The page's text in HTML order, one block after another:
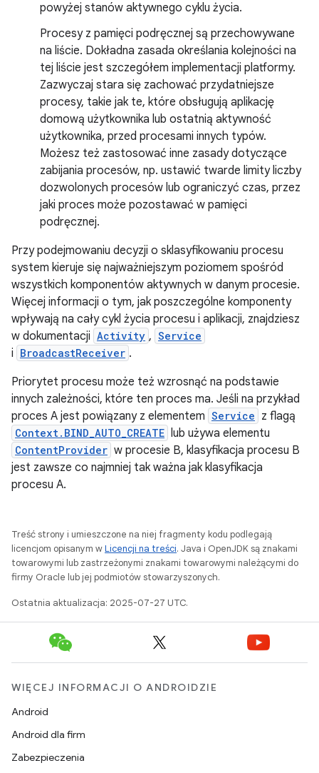
powyżej stanów aktywnego cyklu życia.
Procesy z pamięci podręcznej są przechowywane
na liście. Dokładna zasada określania kolejności na
tej liście jest szczegółem implementacji platformy.
Zazwyczaj stara się zachować przydatniejsze
procesy, takie jak te, które obsługują aplikację
domową użytkownika lub ostatnią aktywność
użytkownika, przed procesami innych typów.
Możesz też zastosować inne zasady dotyczące
zabijania procesów, np. ustawić twarde limity liczby
dozwolonych procesów lub ograniczyć czas, przez
jaki proces może pozostawać w pamięci
podręcznej.
Przy podejmowaniu decyzji o sklasyfikowaniu procesu
system kieruje się najważniejszym poziomem spośród
wszystkich komponentów aktywnych w danym procesie.
Więcej informacji o tym, jak poszczególne komponenty
wpływają na cały cykl życia procesu i aplikacji, znajdziesz
w dokumentacji Activity , Service
i BroadcastReceiver .
Priorytet procesu może też wzrosnąć na podstawie
innych zależności, które ten proces ma. Jeśli na przykład
proces A jest powiązany z elementem Service z flagą
Context.BIND_AUTO_CREATE lub używa elementu
ContentProvider w procesie B, klasyfikacja procesu B
jest zawsze co najmniej tak ważna jak klasyfikacja
procesu A.
Treść strony i umieszczone na niej fragmenty kodu podlegają
licencjom opisanym wLicencji na treści. Java i OpenJDK są znakami
towarowymi lub zastrzeżonymi znakami towarowymi należącymi do
firmy Oracle lub jej podmiotów stowarzyszonych.
Ostatnia aktualizacja: 2025-07-27 UTC.
WIĘCEJ INFORMACJI O ANDROIDZIE
Android
Android dla firm
Zabezpieczenia